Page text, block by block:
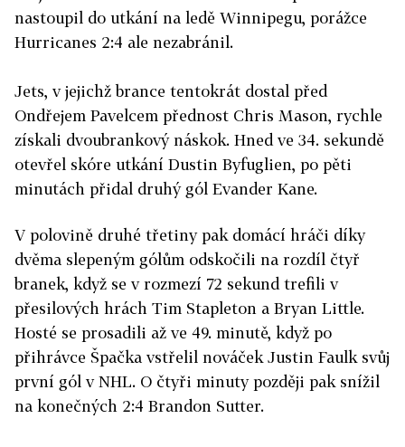
nastoupil do utkání na ledě Winnipegu, porážce
Hurricanes 2:4 ale nezabránil.
Jets, v jejichž brance tentokrát dostal před
Ondřejem Pavelcem přednost Chris Mason, rychle
získali dvoubrankový náskok. Hned ve 34. sekundě
otevřel skóre utkání Dustin Byfuglien, po pěti
minutách přidal druhý gól Evander Kane.
V polovině druhé třetiny pak domácí hráči díky
dvěma slepeným gólům odskočili na rozdíl čtyř
branek, když se v rozmezí 72 sekund trefili v
přesilových hrách Tim Stapleton a Bryan Little.
Hosté se prosadili až ve 49. minutě, když po
přihrávce Špačka vstřelil nováček Justin Faulk svůj
první gól v NHL. O čtyři minuty později pak snížil
na konečných 2:4 Brandon Sutter.